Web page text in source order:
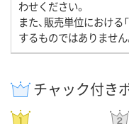
わせください。
また、販売単位における
するものではありませ
チャック付き